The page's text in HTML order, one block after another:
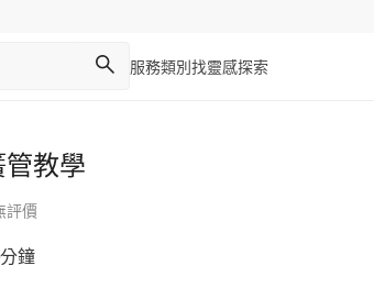
服務類別 找靈感探索
管教學
評價
鐘